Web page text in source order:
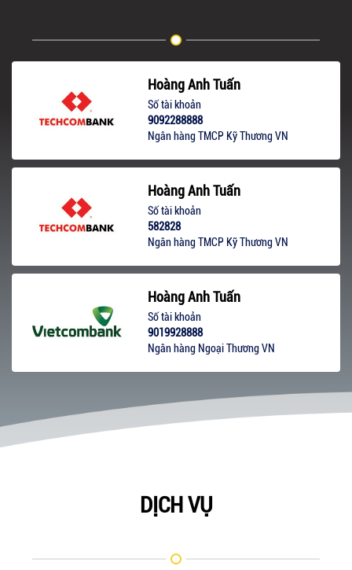
Hoàng Anh Tuấn
Số tài khoản
9092288888
Ngân hàng TMCP Kỹ Thương VN
Hoàng Anh Tuấn
Số tài khoản
582828
Ngân hàng TMCP Kỹ Thương VN
Hoàng Anh Tuấn
Số tài khoản
9019928888
Ngân hàng Ngoại Thương VN
DỊCH VỤ